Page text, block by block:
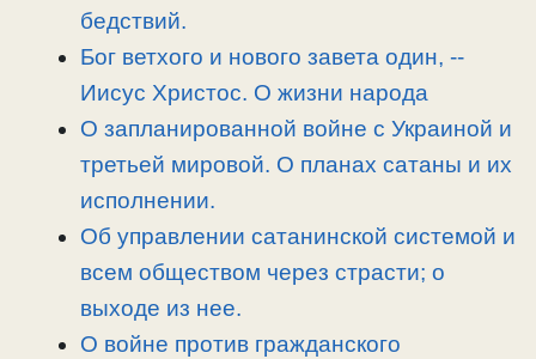
бедствий.
Бог ветхого и нового завета один, -­
Иисус Христос. О жизни народа
О запланированной войне с Украиной и
третьей мировой. О планах сатаны и их
исполнении.
Об управлении сатанинской системой и
всем обществом через страсти; о
выходе из нее.
О войне против гражданского